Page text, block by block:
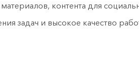
контента для
задач и высокое качество